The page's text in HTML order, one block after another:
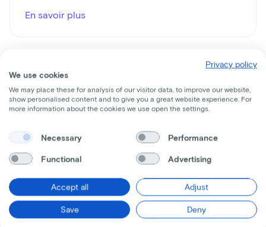
En savoir plus
Paris C7+ HMB
Prix du leasing p/m à partir de
€32
Privacy policy
We use cookies
We may place these for analysis of our visitor data, to improve our website,
show personalised content and to give you a great website experience. For
more information about the cookies we use open the settings.
Necessary Performance
Functional Advertising
Accept all Adjust
Save Deny